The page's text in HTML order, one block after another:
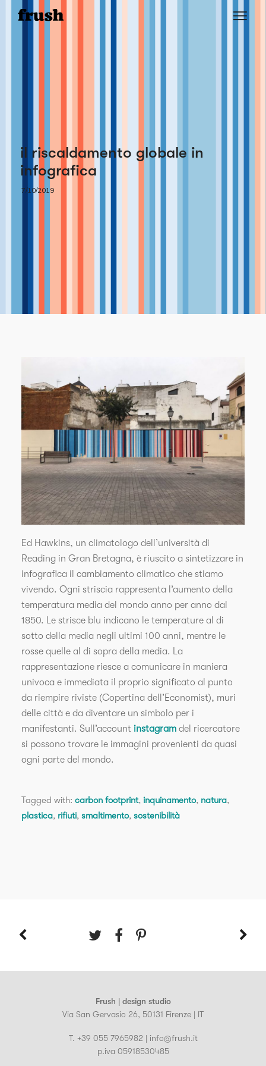
il riscaldamento globale in
infografica
7/10/2019
Ed Hawkins, un climatologo dell’università di
Reading in Gran Bretagna, è riuscito a sintetizzare in
infografica il cambiamento climatico che stiamo
vivendo. Ogni striscia rappresenta l’aumento della
temperatura media del mondo anno per anno dal
1850. Le strisce blu indicano le temperature al di
sotto della media negli ultimi 100 anni, mentre le
rosse quelle al di sopra della media. La
rappresentazione riesce a comunicare in maniera
univoca e immediata il proprio significato al punto
da riempire riviste (Copertina dell’Economist), muri
delle città e da diventare un simbolo per i
manifestanti. Sull’account instagramdel ricercatore
si possono trovare le immagini provenienti da quasi
ogni parte del mondo.
Tagged with: carbon footprint, inquinamento, natura,
plastica, rifiuti, smaltimento, sostenibilità
Frush | design studio
Via San Gervasio 26, 50131 Firenze | IT
T. +39 055 7965982 | info@frush.it
p.iva 05918530485